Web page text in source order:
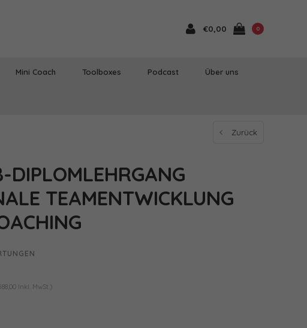
€0,00 0
Mini Coach Toolboxes Podcast Über uns
Zurück
DIPLOMLEHRGANG
TEAMENTWICKLUNG
Inkl. MwSt.)